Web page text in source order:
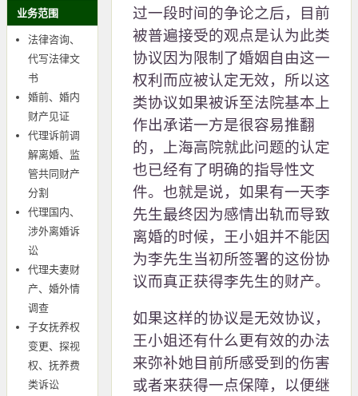
业务范围
法律咨询、
代写法律文
书
婚前、婚内
财产见证
代理诉前调
解离婚、监
管共同财产
分割
代理国内、
涉外离婚诉
讼
代理夫妻财
产、婚外情
调查
子女抚养权
变更、探视
权、抚养费
类诉讼
过一段时间的争论之后，目前
被普遍接受的观点是认为此类
协议因为限制了婚姻自由这一
权利而应被认定无效，所以这
类协议如果被诉至法院基本上
作出承诺一方是很容易推翻
的，上海高院就此问题的认定
也已经有了明确的指导性文
件。也就是说，如果有一天李
先生最终因为感情出轨而导致
离婚的时候，王小姐并不能因
为李先生当初所签署的这份协
议而真正获得李先生的财产。
如果这样的协议是无效协议，
王小姐还有什么更有效的办法
来弥补她目前所感受到的伤害
或者来获得一点保障，以便继